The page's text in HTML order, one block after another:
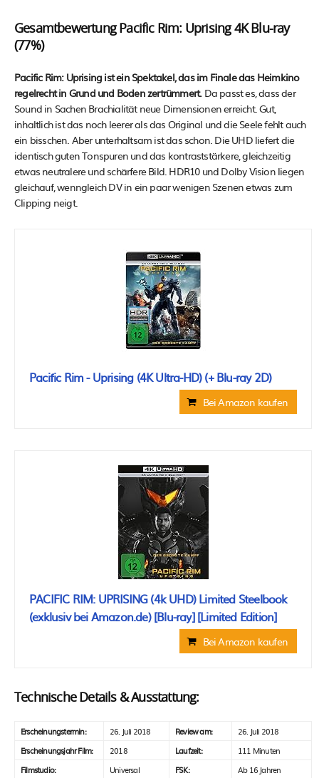
Gesamtbewertung Pacific Rim: Uprising 4K Blu-ray
(77%)
Pacific Rim: Uprising ist ein Spektakel, das im Finale das Heimkino
regelrecht in Grund und Boden zertrümmert.Da passt es, dass der
Sound in Sachen Brachialität neue Dimensionen erreicht. Gut,
inhaltlich ist das noch leerer als das Original und die Seele fehlt auch
ein bisschen. Aber unterhaltsam ist das schon. Die UHD liefert die
identisch guten Tonspuren und das kontraststärkere, gleichzeitig
etwas neutralere und schärfere Bild. HDR10 und Dolby Vision liegen
gleichauf, wenngleich DV in ein paar wenigen Szenen etwas zum
Clipping neigt.
Pacific Rim - Uprising (4K Ultra-HD) (+ Blu-ray 2D)
Bei Amazon kaufen
PACIFIC RIM: UPRISING (4k UHD) Limited Steelbook
(exklusiv bei Amazon.de) [Blu-ray] [Limited Edition]
Bei Amazon kaufen
Technische Details & Ausstattung:
Erscheinungstermin: 26. Juli 2018 Review am:
26. Juli 2018
Erscheinungsjahr Film:
2018 Laufzeit:
111 Minuten
Filmstudio:
Universal
FSK: Ab 16 Jahren